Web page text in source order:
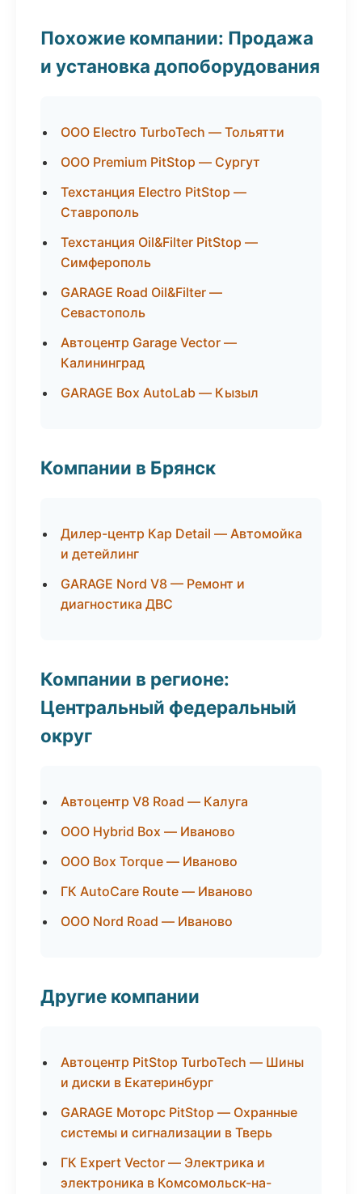
Похожие компании: Продажа
и установка допоборудования
ООО Electro TurboTech — Тольятти
ООО Premium PitStop — Сургут
Техстанция Electro PitStop —
Ставрополь
Техстанция Oil&Filter PitStop —
Симферополь
GARAGE Road Oil&Filter —
Севастополь
Автоцентр Garage Vector —
Калининград
GARAGE Box AutoLab — Кызыл
Компании в Брянск
Дилер-центр Кар Detail — Автомойка
и детейлинг
GARAGE Nord V8 — Ремонт и
диагностика ДВС
Компании в регионе:
Центральный федеральный
округ
Автоцентр V8 Road — Калуга
ООО Hybrid Box — Иваново
ООО Box Torque — Иваново
ГК AutoCare Route — Иваново
ООО Nord Road — Иваново
Другие компании
Автоцентр PitStop TurboTech — Шины
и диски в Екатеринбург
GARAGE Моторс PitStop — Охранные
системы и сигнализации в Тверь
ГК Expert Vector — Электрика и
электроника в Комсомольск-на-